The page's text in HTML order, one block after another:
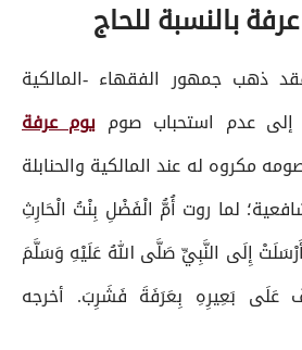
بالنسبة للحاج
ذهب جمهور الفقهاء -المالكية
إلى عدم استحباب صوم يوم عرفة
مكروه له عند المالكية والحنابلة
لما روت أُمُّ الْفَضْلِ بِنْتُ الْحَارِثِ
إِلَى النَّبِيِّ صَلَّى اللهُ عَلَيْهِ وَسَلَّمَ
عَلَى بَعِيرِهِ بِعَرَفَةَ فَشَرِبَ. أخرجه